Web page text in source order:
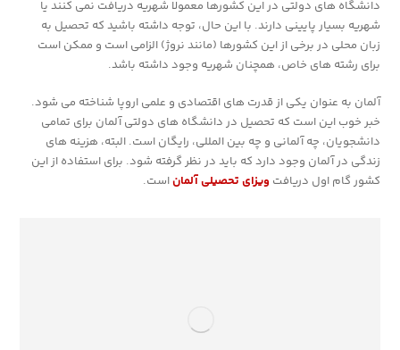
دانشگاه های دولتی در این کشورها معمولا شهریه دریافت نمی کنند یا
شهریه بسیار پایینی دارند. با این حال، توجه داشته باشید که تحصیل به
زبان محلی در برخی از این کشورها (مانند نروژ) الزامی است و ممکن است
برای رشته های خاص، همچنان شهریه وجود داشته باشد.
آلمان به عنوان یکی از قدرت های اقتصادی و علمی اروپا شناخته می شود.
خبر خوب این است که تحصیل در دانشگاه های دولتی آلمان برای تمامی
دانشجویان، چه آلمانی و چه بین المللی، رایگان است. البته، هزینه های
زندگی در آلمان وجود دارد که باید در نظر گرفته شود. برای استفاده از این
کشور گام اول دریافت ویزای تحصیلی آلماناست.